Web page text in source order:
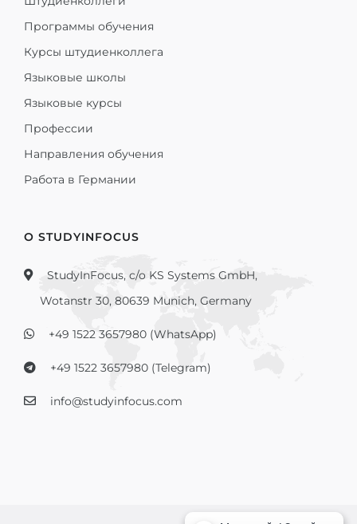
Программы обучения
Курсы штудиенколлега
Языковые школы
Языковые курсы
Профессии
Направления обучения
Работа в Германии
О STUDYINFOCUS
StudyInFocus, c/o KS Systems GmbH,
Wotanstr 30, 80639 Munich, Germany
+49 1522 3657980 (WhatsApp)
+49 1522 3657980 (Telegram)
info@studyinfocus.com